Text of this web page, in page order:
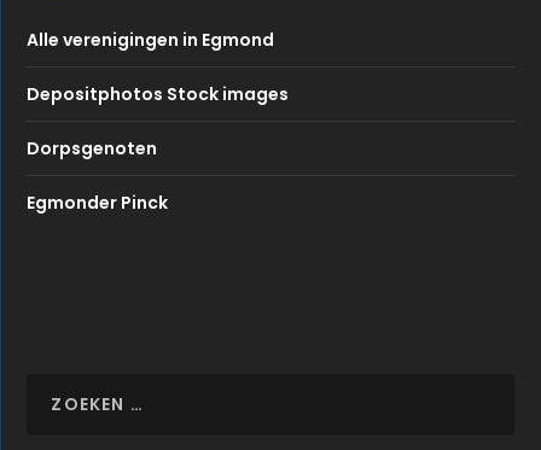
Alle verenigingen in Egmond
Depositphotos Stock images
Dorpsgenoten
Egmonder Pinck